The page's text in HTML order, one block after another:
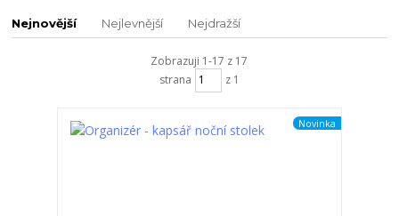
Nejnovější Nejlevnější Nejdražší
Zobrazuji 1-17 z 17
strana
z 1
Novinka